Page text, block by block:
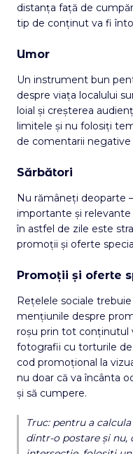
distanța față de
tip de conținut va fi
Umor
Un instrument bun
despre viața localului
loial și creșterea
limitele și nu folosiți
de comentarii negative
Sărbători
Nu rămâneți deoparte
importante și
în astfel de zile este
promoții și oferte
Promoții și oferte
Rețelele sociale
mențiunile despre
roșu prin tot conținutul
fotografii cu torturile
cod promoțional la
nu doar că va încânta
și să cumpere.
Truc: pentru a
dintr-o postare și nu,